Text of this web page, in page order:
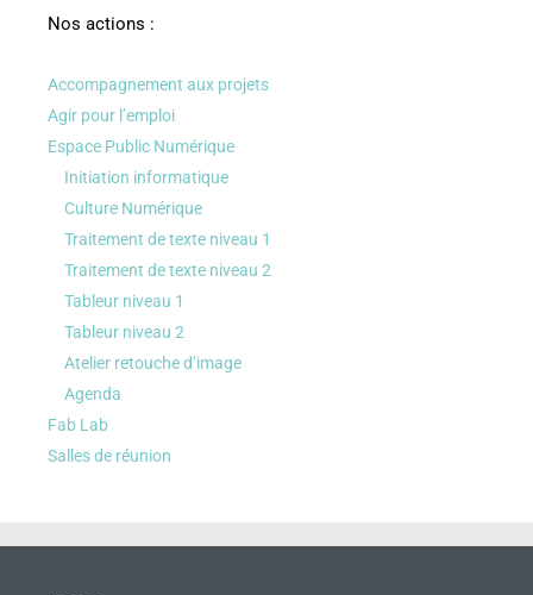
Nos actions :
Accompagnement aux projets
Agir pour l’emploi
Espace Public Numérique
Initiation informatique
Culture Numérique
Traitement de texte niveau 1
Traitement de texte niveau 2
Tableur niveau 1
Tableur niveau 2
Atelier retouche d’image
Agenda
Fab Lab
Salles de réunion